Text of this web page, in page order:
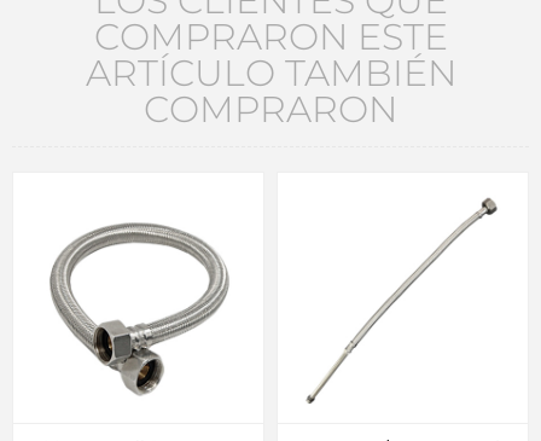
COMPRARON ESTE
ARTÍCULO TAMBIÉN
COMPRARON